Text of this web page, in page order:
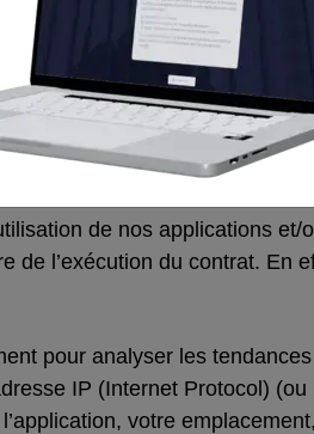
légitime pour vous proposer
en permanence les
la protection et la
de nos applications
l’exécution du contrat. En
pour analyser les
IP (Internet Protocol)
votre